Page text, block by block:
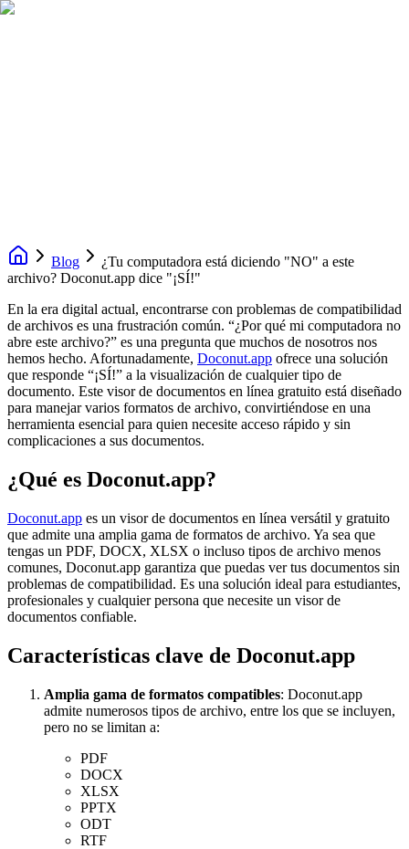
Blog
¿Tu computadora está diciendo "NO" a este
archivo? Doconut.app dice "¡SÍ!"
En la era digital actual, encontrarse con problemas de compatibilidad
de archivos es una frustración común. “¿Por qué mi computadora no
abre este archivo?” es una pregunta que muchos de nosotros nos
hemos hecho. Afortunadamente, Doconut.app ofrece una solución
que responde “¡SÍ!” a la visualización de cualquier tipo de
documento. Este visor de documentos en línea gratuito está diseñado
para manejar varios formatos de archivo, convirtiéndose en una
herramienta esencial para quien necesite acceso rápido y sin
complicaciones a sus documentos.
¿Qué es Doconut.app?
Doconut.app es un visor de documentos en línea versátil y gratuito
que admite una amplia gama de formatos de archivo. Ya sea que
tengas un PDF, DOCX, XLSX o incluso tipos de archivo menos
comunes, Doconut.app garantiza que puedas ver tus documentos sin
problemas de compatibilidad. Es una solución ideal para estudiantes,
profesionales y cualquier persona que necesite un visor de
documentos confiable.
Características clave de Doconut.app
Amplia gama de formatos compatibles: Doconut.app
admite numerosos tipos de archivo, entre los que se incluyen,
pero no se limitan a:
PDF
DOCX
XLSX
PPTX
ODT
RTF